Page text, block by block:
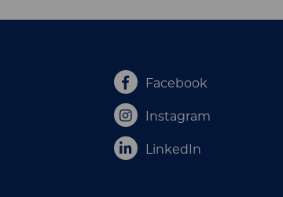
Facebook
Instagram
LinkedIn